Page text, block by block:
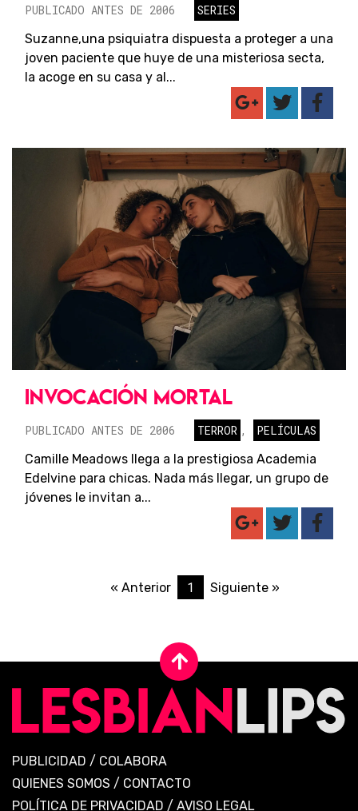
PUBLICADO ANTES DE 2006
SERIES
Suzanne,una psiquiatra dispuesta a proteger a una
joven paciente que huye de una misteriosa secta,
la acoge en su casa y al...
INVOCACIÓN MORTAL
PUBLICADO ANTES DE 2006 TERROR ,
PELÍCULAS
Camille Meadows llega a la prestigiosa Academia
Edelvine para chicas. Nada más llegar, un grupo de
jóvenes le invitan a...
« Anterior 1 Siguiente »
PUBLICIDAD / COLABORA
QUIENES SOMOS / CONTACTO
POLÍTICA DE PRIVACIDAD / AVISO LEGAL